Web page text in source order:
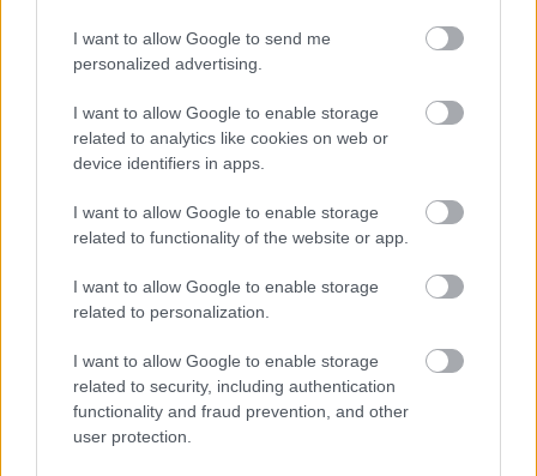
I want to allow Google to send me
personalized advertising.
I want to allow Google to enable storage
related to analytics like cookies on web or
device identifiers in apps.
I want to allow Google to enable storage
related to functionality of the website or app.
I want to allow Google to enable storage
related to personalization.
I want to allow Google to enable storage
related to security, including authentication
functionality and fraud prevention, and other
user protection.
Egy telefonhívást akart, végül rendőrök vitték el a mezőtúri
A Tisza kormány minisztere újabb nagy változásokról döntött
a közoktatásban – például az iskolaigazgatók visszakapják
Sok volt az igazolatlan hiányzás, Pócs János fizetéslevonást
kapott, más fideszesek még kevesebbet vittek haza
A Szolnok megyei gazdák nagyon nem akarták a JÉGER
további üzemeltetését
Csendélet 5.0: alig balesetveszélyes lépcső és remek
állapotban levő buszmegálló mutatja, hogy Szolnok mennyire
élhető város